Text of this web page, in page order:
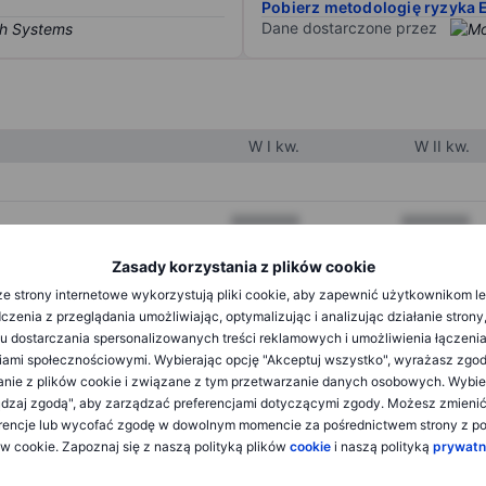
Zasady korzystania z plików cookie
strony internetowe wykorzystują pliki cookie, aby zapewnić użytkownikom
z przeglądania umożliwiając, optymalizując i analizując działanie
dostarczania spersonalizowanych treści reklamowych i umożliwienia
społecznościowymi. Wybierając opcję "Akceptuj wszystko", wyrażasz
z plików cookie i związane z tym przetwarzanie danych osobowych.
zgodą", aby zarządzać preferencjami dotyczącymi zgody. Możesz
lub wycofać zgodę w dowolnym momencie za pośrednictwem strony z
cookie. Zapoznaj się z naszą polityką plików cookie i naszą polityką
Pobierz metodologię ryzyka
Dane dostarczone przez
W I kw. W II kw.
XXXXXXX XXXXXXX
XXXXXXX
XXXXXXX XXXXXXX
XXXXXXX XXXXXXX
XXXXXXX